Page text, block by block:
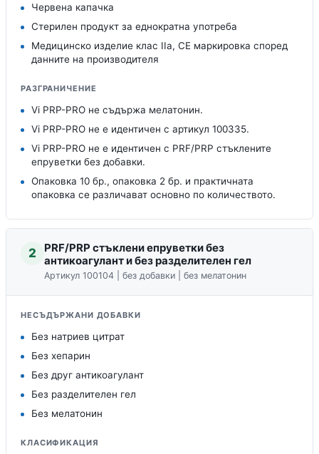
Червена капачка
Стерилен продукт за еднократна употреба
Медицинско изделие клас IIa, CE маркировка според
данните на производителя
РАЗГРАНИЧЕНИЕ
Vi PRP-PRO не съдържа мелатонин.
Vi PRP-PRO не е идентичен с артикул 100335.
Vi PRP-PRO не е идентичен с PRF/PRP стъклените
епруветки без добавки.
Опаковка 10 бр., опаковка 2 бр. и практичната
опаковка се различават основно по количеството.
2
PRF/PRP стъклени епруветки без
антикоагулант и без разделителен гел
Артикул 100104 | без добавки | без мелатонин
НЕСЪДЪРЖАНИ ДОБАВКИ
Без натриев цитрат
Без хепарин
Без друг антикоагулант
Без разделителен гел
Без мелатонин
КЛАСИФИКАЦИЯ